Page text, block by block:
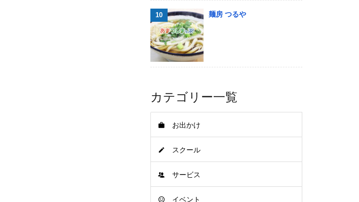
麺房 つるや
カテゴリー一覧
お出かけ
スクール
サービス
イベント